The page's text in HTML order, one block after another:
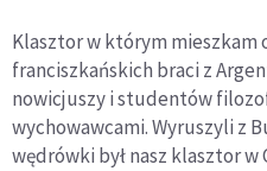
Klasztor w którym mieszkam
franciszkańskich braci z
nowicjuszy i studentów
wychowawcami. Wyruszyli z
wędrówki był nasz klasztor